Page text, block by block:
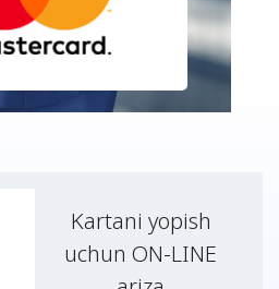
Kartani yopish
uchun ON-LINE